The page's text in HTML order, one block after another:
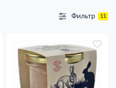
Фильтр 11